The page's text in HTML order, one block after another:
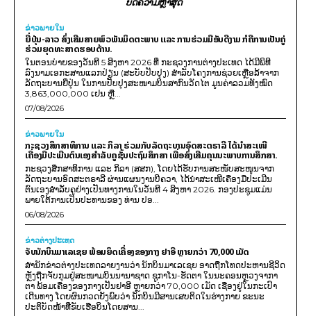
ບົດຄວາມຫຼ້າສຸດ
ຂ່າວພາຍ​ໃນ
ຍີ່ປຸ່ນ-ລາວ ສົ່ງເສີມສາຍພົວພັນມິດຕະພາບ ແລະ ການຮ່ວມມືອັນດີງາມ ກໍຄືການເປັນຄູ່
ຮ່ວມຍຸດທະສາດຮອບດ້ານ.
ໃນຕອນບ່າຍຂອງວັນທີ 5 ສິງຫາ 2026 ທີ່ ກະຊວງການຕ່າງປະເທດ ໄດ້ມີພິທີ
ລົງນາມເອກະສານແລກປ່ຽນ (ສະບັບປັບປຸງ) ສໍາລັບໂຄງການຊ່ວຍເຫຼືອລ້າຈາກ
ລັດຖະບານຍີ່ປຸ່ນ ໃນການປັບປຸງສະໜາມບິນສາກົນວັດໄຕ ມູນຄ່າລວມທັງໝົດ
3,863,000,000 ເຢນ ຫຼື...
07/08/2026
ຂ່າວພາຍ​ໃນ
ກະຊວງສຶກສາທິການ ແລະ ກິລາ ຮ່ວມກັບລັດຖະບານອົດສະຕຣາລີ ໄດ້ນຳສະເໜີ
ເຄື່ອງມືປະເມີນຕົນເອງສຳລັບຄູຊັ້ນປະຖົມສຶກສາ ເພື່ອສົ່ງເສີມຄຸນນະພາບການສຶກສາ.
ກະຊວງສຶກສາທິການ ແລະ ກິລາ (ສສກ), ໂດຍໄດ້ຮັບການສະໜັບສະໜູນຈາກ
ລັດຖະບານອົດສະຕຣາລີ ຜ່ານແຜນງານບີຄວາ, ໄດ້ນຳສະເໜີເຄື່ອງມືປະເມີນ
ຕົນເອງສຳລັບຄູຢ່າງເປັນທາງການໃນວັນທີ 4 ສິງຫາ 2026. ກອງປະຊຸມແມ່ນ
ພາຍໃຕ້ການເປັນປະທານຂອງ ທ່ານ ປອ...
06/08/2026
ຂ່າວຕ່າງປະເທດ
ຈັບນັກບິນມາເລເຊຍ ພ້ອມຍຶດເຄື່ອງຂອງກາງ ຢາອີ ຫຼາຍກວ່າ 70,000 ເມັດ
ສຳນັກຂ່າວຕ່າງປະເທດລາຍງານວ່າ ນັກບິນມາເລເຊຍ ອາດຖືກໂທດປະຫານຊີວິດ
ຫຼັງຖືກຈັບກຸມຢູ່ສະໜາມບິນນານາຊາດ ຊູກາໂນ-ຮັດຕາ ໃນນະຄອນຫຼວງຈາກາ
ຕາ ພ້ອມເຄື່ອງຂອງກາງເປັນຢາອີ ຫຼາຍກວ່າ 70,000 ເມັດ ເຊື່ອງຢູ່ໃນກະເປົາ
ເດີນທາງ ໂດຍຜົນກວດຍັງພົບວ່າ ນັກບິນມີສານເສບຕິດໃນຮ່າງກາຍ ຂະນະ
ປະຕິບັດໜ້າທີ່ຂັບເຮືອບິນໂດຍສານ...